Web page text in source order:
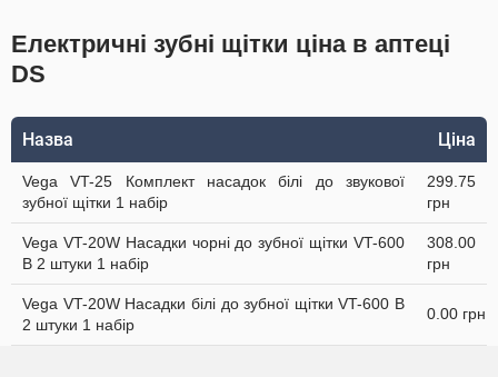
Електричні зубні щітки ціна в аптеці
DS
Назва Ціна
Vega VT-25 Комплект насадок білі до звукової
зубної щітки 1 набір
299.75
грн
Vega VT-20W Насадки чорні до зубної щітки VT-600
В 2 штуки 1 набір
308.00
грн
Vega VT-20W Насадки білі до зубної щітки VT-600 В
2 штуки 1 набір
0.00 грн